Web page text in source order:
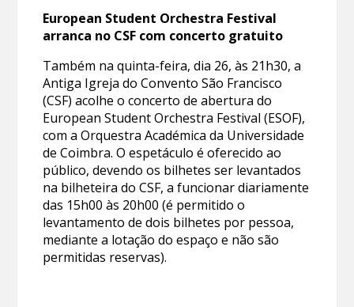
European Student Orchestra Festival
arranca no CSF com concerto gratuito
Também na quinta-feira, dia 26, às 21h30, a
Antiga Igreja do Convento São Francisco
(CSF) acolhe o concerto de abertura do
European Student Orchestra Festival (ESOF),
com a Orquestra Académica da Universidade
de Coimbra. O espetáculo é oferecido ao
público, devendo os bilhetes ser levantados
na bilheteira do CSF, a funcionar diariamente
das 15h00 às 20h00 (é permitido o
levantamento de dois bilhetes por pessoa,
mediante a lotação do espaço e não são
permitidas reservas).